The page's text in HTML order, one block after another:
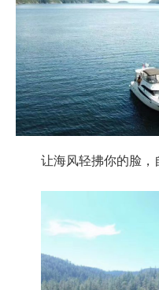
让海风轻拂你的脸